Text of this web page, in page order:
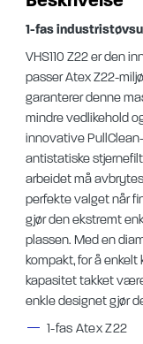
1-fas
VHS110 Z22 er den
passer Atex Z22-
garanterer denne
mindre vedlikehold
innovative
antistatiske
arbeidet må
perfekte valget når
gjør den ekstremt
plassen. Med en
kompakt, for å
kapasitet takket
enkle designet gjør
1-fas Atex Z22